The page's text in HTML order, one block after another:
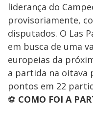
liderança do
provisoriamente,
disputados. O Las
em busca de uma
europeias da
a partida na oitava
pontos em 22
⚽ COMO FOI A